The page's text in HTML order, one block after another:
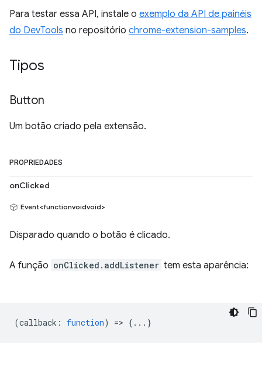
Para testar essa API, instale o exemplo da API de painéis
do DevTools no repositório chrome-extension-samples.
Tipos
Button
Um botão criado pela extensão.
PROPRIEDADES
onClicked
Event<functionvoidvoid>
Disparado quando o botão é clicado.
A função onClicked.addListener tem esta aparência:
(callback : function) => {...}